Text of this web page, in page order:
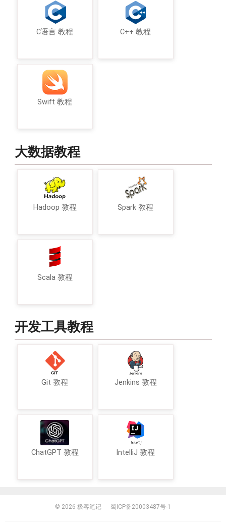
C语言 教程 C++ 教程
Swift 教程
大数据教程
Hadoop 教程 Spark 教程
Scala 教程
开发工具教程
Git 教程 Jenkins 教程
ChatGPT 教程 IntelliJ 教程
© 2026 极客笔记 蜀ICP备20003487号-1